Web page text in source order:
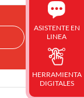
ASISTENTE EN
LINEA
HERRAMIENTA
DIGITALES